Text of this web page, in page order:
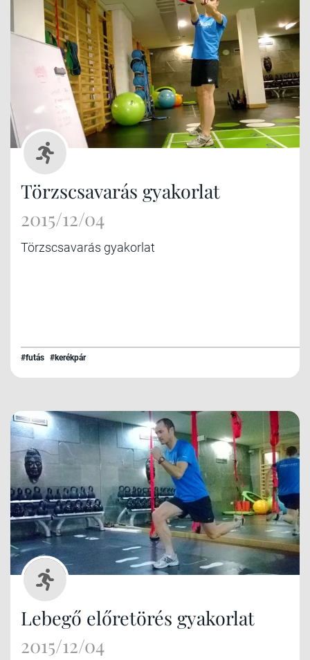
Törzscsavarás gyakorlat
2015/12/04
Törzscsavarás gyakorlat
#futás #kerékpár
Lebegő előretörés gyakorlat
2015/12/04